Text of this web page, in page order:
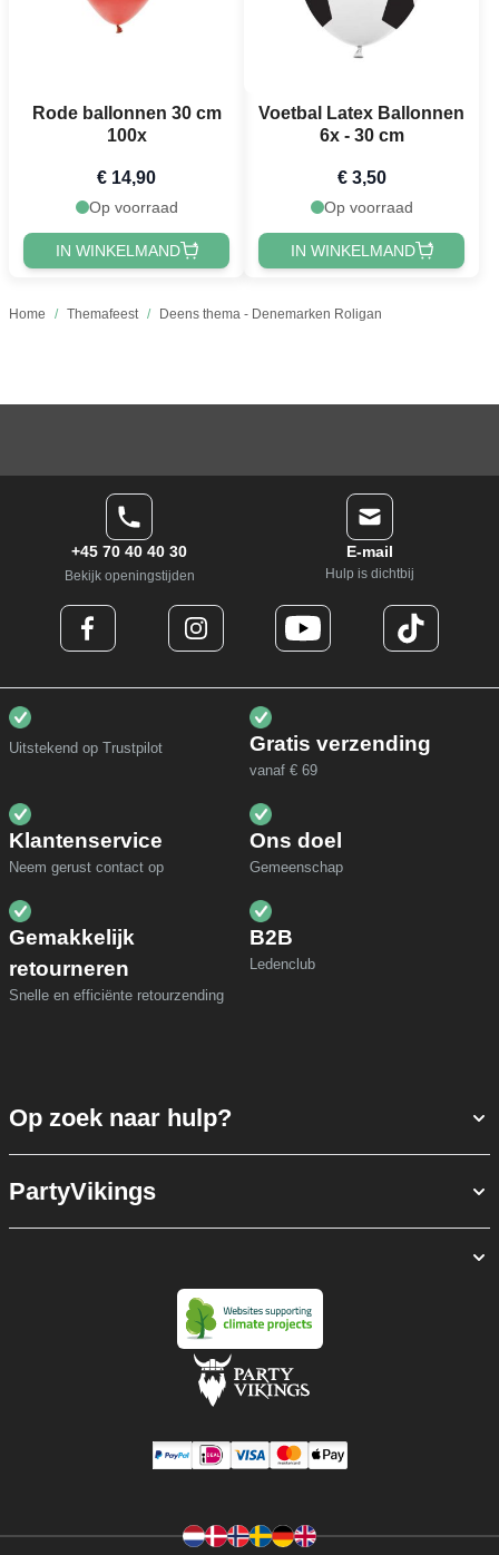
Home / Themafeest / Deens thema - Denemarken Roligan
Rode ballonnen 30 cm
100x
€ 14,90
Op voorraad
IN WINKELMAND
Voetbal Latex Ballonnen
6x - 30 cm
€ 3,50
Op voorraad
IN WINKELMAND
+45 70 40 40 30
Bekijk openingstijden
E-mail
Hulp is dichtbij
Uitstekend op Trustpilot Gratis verzending
vanaf € 69
Klantenservice
Neem gerust contact op
Ons doel
Gemeenschap
Gemakkelijk
retourneren
Snelle en efficiënte retourzending
B2B
Ledenclub
Op zoek naar hulp?
PartyVikings